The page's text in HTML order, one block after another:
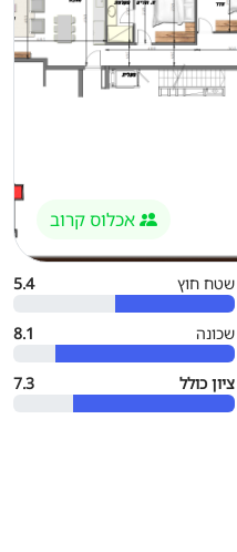
אכלוס קרוב
שטח חוץ 5.4
שכונה 8.1
ציון כולל 7.3